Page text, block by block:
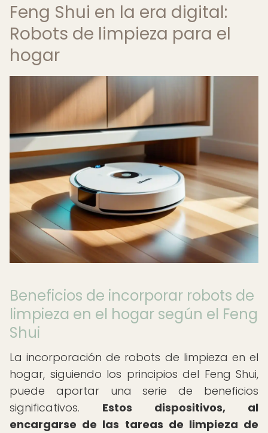
Feng Shui en la era digital:
Robots de limpieza para el
hogar
Beneficios de incorporar robots de
limpieza en el hogar según el Feng
Shui
La incorporación de robots de limpieza en el
hogar, siguiendo los principios del Feng Shui,
puede aportar una serie de beneficios
significativos. Estos dispositivos, al
encargarse de las tareas de limpieza de